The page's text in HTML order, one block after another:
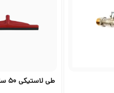
طی لاستیکی 50 سانت